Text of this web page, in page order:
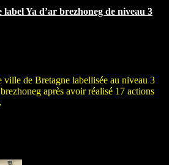
Ya d’ar brezhoneg de niveau 3
ville de Bretagne labellisée au niveau 3
après avoir réalisé 17 actions